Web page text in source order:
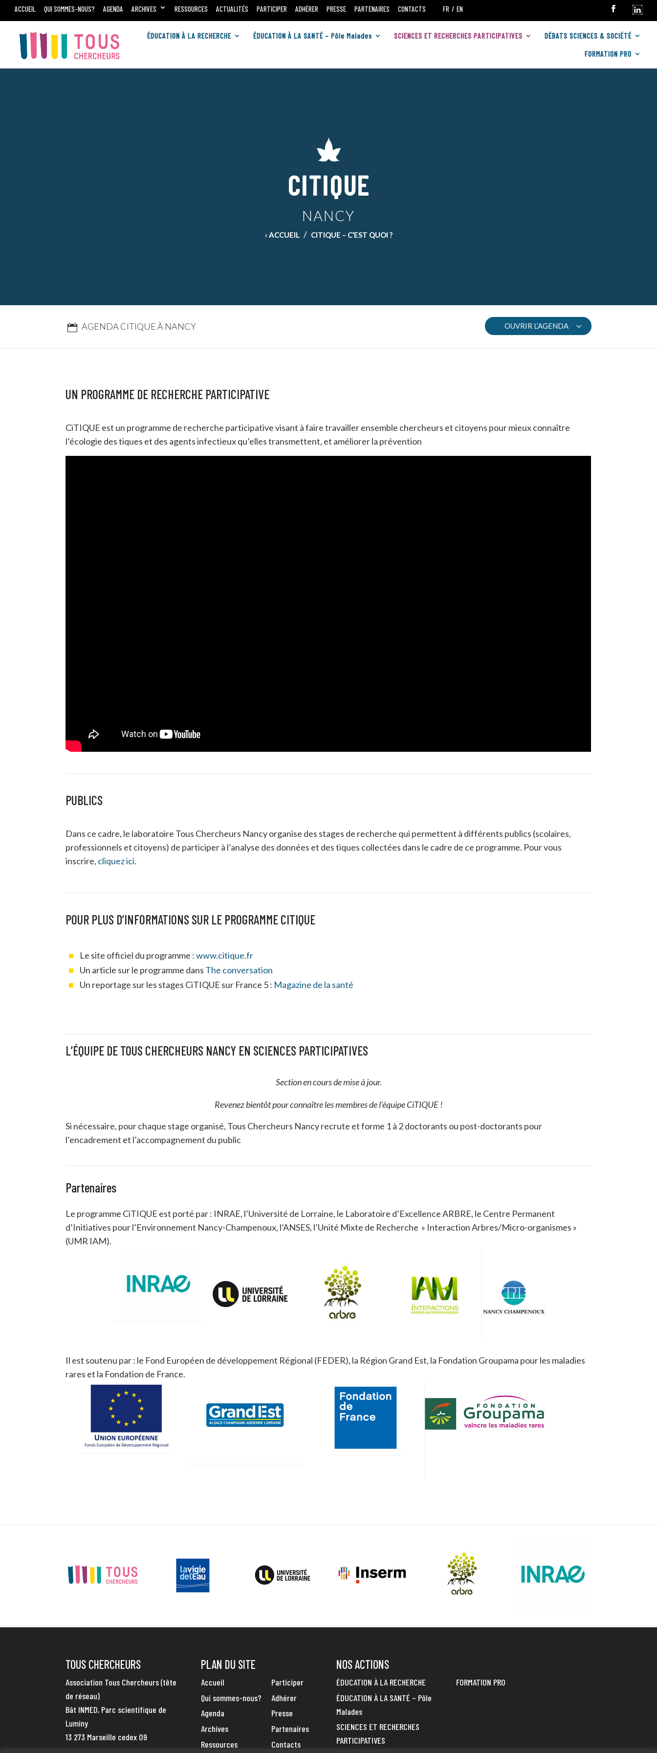
ACCUEIL QUI SOMMES-NOUS? AGENDA ARCHIVES RESSOURCES ACTUALITÉS PARTICIPER ADHÉRER PRESSE PARTENAIRES CONTACTS EN
FR
ÉDUCATION À LA RECHERCHE ÉDUCATION À LA SANTÉ – Pôle Malades SCIENCES ET RECHERCHES PARTICIPATIVES DÉBATS SCIENCES & SOCIÉTÉ
FORMATION PRO
CITIQUE
NANCY
‹ ACCUEIL / CITIQUE – C’EST QUOI ?
AGENDA CITIQUE À NANCY OUVRIR L’AGENDA
UN PROGRAMME DE RECHERCHE PARTICIPATIVE
CiTIQUE est un programme de recherche participative visant à faire travailler ensemble chercheurs et citoyens pour mieux connaître
l’écologie des tiques et des agents infectieux qu’elles transmettent, et améliorer la prévention
PUBLICS
Dans ce cadre, le laboratoire Tous Chercheurs Nancy organise des stages de recherche qui permettent à différents publics (scolaires,
professionnels et citoyens) de participer à l’analyse des données et des tiques collectées dans le cadre de ce programme. Pour vous
inscrire, cliquez ici.
POUR PLUS D’INFORMATIONS SUR LE PROGRAMME CITIQUE
Le site officiel du programme :www.citique.fr
Un article sur le programme dans The conversation
Un reportage sur les stages CiTIQUE sur France 5 : Magazine de la santé
L’ÉQUIPE DE TOUS CHERCHEURS NANCY EN SCIENCES PARTICIPATIVES
Section en cours de mise à jour.
Revenez bientôt pour connaître les membres de l’équipe CiTIQUE !
Si nécessaire, pour chaque stage organisé, Tous Chercheurs Nancy recrute et forme 1 à 2 doctorants ou post-doctorants pour
l’encadrement et l’accompagnement du public
Partenaires
Le programme CiTIQUE est porté par : INRAE, l’Université de Lorraine, le Laboratoire d’Excellence ARBRE, le Centre Permanent
d’Initiatives pour l’Environnement Nancy-Champenoux, l’ANSES, l’Unité Mixte de Recherche » Interaction Arbres/Micro-organismes »
(UMR IAM).
Il est soutenu par : le Fond Européen de développement Régional (FEDER), la Région Grand Est, la Fondation Groupama pour les maladies
rares et la Fondation de France.
TOUS CHERCHEURS
Association Tous Chercheurs (tête
de réseau)
Bât INMED, Parc scientifique de
Luminy
13 273 Marseille cedex 09
PLAN DU SITE
Accueil
Qui sommes-nous?
Agenda
Archives
Ressources
Participer
Adhérer
Presse
Partenaires
Contacts
NOS ACTIONS
ÉDUCATION À LA RECHERCHE
ÉDUCATION À LA SANTÉ – Pôle
Malades
SCIENCES ET RECHERCHES
PARTICIPATIVES
FORMATION PRO